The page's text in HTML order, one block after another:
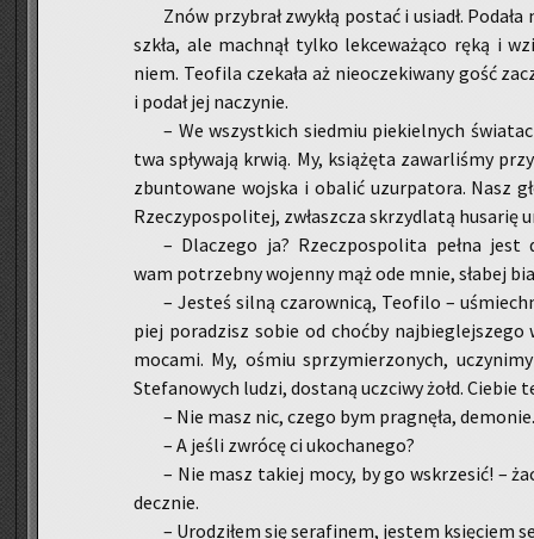
Znów przy­brał zwy­kłą po­stać i usiadł.
szkła, ale mach­nął tylko lek­ce­wa­żą­co ręką i
niem. Teo­fi­la cze­ka­ła aż nie­ocze­ki­wa­ny gość
i podał jej na­czy­nie.
– We wszyst­kich sied­miu pie­kiel­nych
twa spły­wa­ją krwią. My, ksią­żę­ta za­war­li­śmy
zbun­to­wa­ne woj­ska i oba­lić uzur­pa­to­ra. Nasz
Rze­czy­po­spo­li­tej, zwłasz­cza skrzy­dla­tą hu­sa­rię
– Dla­cze­go ja? Rzecz­po­spo­li­ta pełna jest
wam po­trzeb­ny wo­jen­ny mąż ode mnie, sła­bej
– Je­steś silną cza­row­ni­cą, Teo­fi­lo –
piej po­ra­dzisz sobie od choć­by
mo­ca­mi. My, ośmiu sprzy­mie­rzo­nych,
Ste­fa­no­wych ludzi, do­sta­ną uczci­wy żołd. Cie­bie
– Nie masz nic, czego bym pra­gnę­ła, de­mo­nie.
– A jeśli zwró­cę ci uko­cha­ne­go?
– Nie masz ta­kiej mocy, by go wskrze­sić! –
decz­nie.
– Uro­dzi­łem się se­ra­fi­nem, je­stem księ­ciem